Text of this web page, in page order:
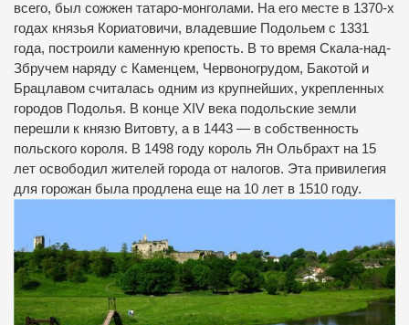
всего, был сожжен татаро-монголами. На его месте в 1370-х
годах князья Кориатовичи, владевшие Подольем с 1331
года, построили каменную крепость. В то время Скала-над-
Збручем наряду с Каменцем, Червоногрудом, Бакотой и
Брацлавом считалась одним из крупнейших, укрепленных
городов Подолья. В конце XIV века подольские земли
перешли к князю Витовту, а в 1443 — в собственность
польского короля. В 1498 году король Ян Ольбрахт на 15
лет освободил жителей города от налогов. Эта привилегия
для горожан была продлена еще на 10 лет в 1510 году.